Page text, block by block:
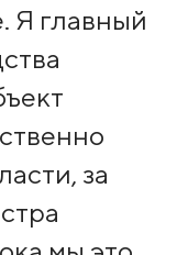
Я главный
за